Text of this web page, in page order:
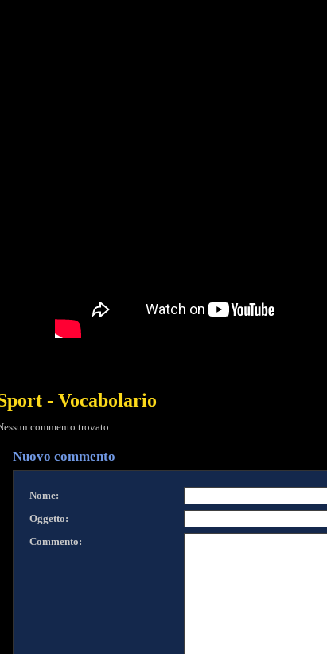
- Vocabolario
commento trovato.
Nuovo commento
Nome:
Oggetto:
Commento: